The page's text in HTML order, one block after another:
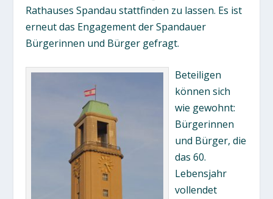
Rathauses Spandau stattfinden zu lassen. Es ist
erneut das Engagement der Spandauer
Bürgerinnen und Bürger gefragt.
Beteiligen
können sich
wie gewohnt:
Bürgerinnen
und Bürger, die
das 60.
Lebensjahr
vollendet